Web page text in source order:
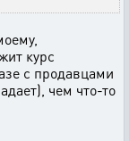
курс
с продавцами
чем что-то